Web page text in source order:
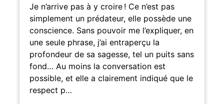
Je n’arrive pas à y croire ! Ce n’est pas
simplement un prédateur, elle possède une
conscience. Sans pouvoir me l’expliquer, en
une seule phrase, j’ai entraperçu la
profondeur de sa sagesse, tel un puits sans
fond… Au moins la conversation est
possible, et elle a clairement indiqué que le
respect p…